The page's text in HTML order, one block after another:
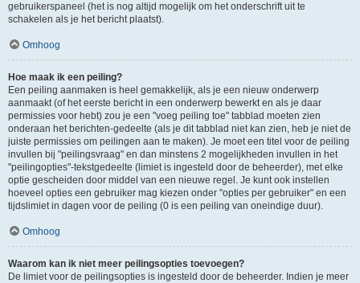
gebruikerspaneel (het is nog altijd mogelijk om het onderschrift uit te
schakelen als je het bericht plaatst).
Omhoog
Hoe maak ik een peiling?
Een peiling aanmaken is heel gemakkelijk, als je een nieuw onderwerp
aanmaakt (of het eerste bericht in een onderwerp bewerkt en als je daar
permissies voor hebt) zou je een "voeg peiling toe" tabblad moeten zien
onderaan het berichten-gedeelte (als je dit tabblad niet kan zien, heb je niet de
juiste permissies om peilingen aan te maken). Je moet een titel voor de peiling
invullen bij "peilingsvraag" en dan minstens 2 mogelijkheden invullen in het
"peilingopties"-tekstgedeelte (limiet is ingesteld door de beheerder), met elke
optie gescheiden door middel van een nieuwe regel. Je kunt ook instellen
hoeveel opties een gebruiker mag kiezen onder "opties per gebruiker" en een
tijdslimiet in dagen voor de peiling (0 is een peiling van oneindige duur).
Omhoog
Waarom kan ik niet meer peilingsopties toevoegen?
De limiet voor de peilingsopties is ingesteld door de beheerder. Indien je meer